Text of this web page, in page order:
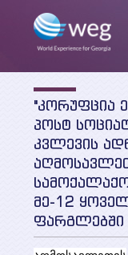
ENG / GEO
ჩვენ შესახებ
სიახლეები
"კორუფცია
პოსტ
კვლევის
მე-12
ფარგლებში